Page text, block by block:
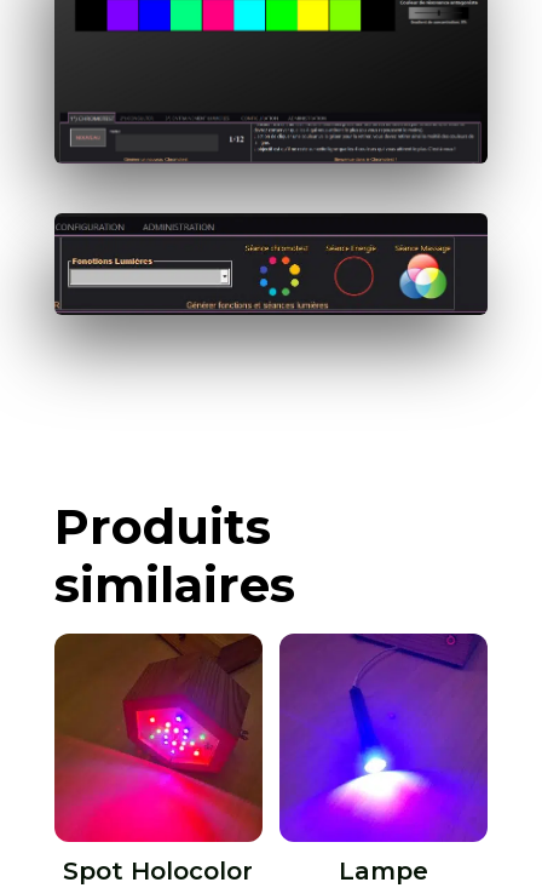
Produits
similaires
Spot Holocolor
Lampe